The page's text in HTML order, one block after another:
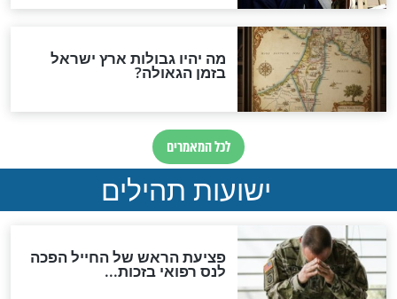
להמתקת הדינים וביטול
גזרות
סגולת ע"ב שמות הקודש